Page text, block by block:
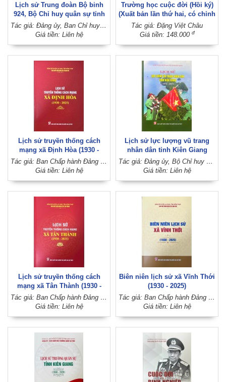
Lịch sử Trung đoàn Bộ binh
924, Bộ Chỉ huy quân sự tỉnh
Tiền Giang (1988 - 2025) Tác giả: Đảng ủy, Ban Chỉ huy Trung đoàn Bộ binh 924 (Đảng ủy, Bộ Chỉ huy quân sự tỉnh Tiền Giang)
Giá tiền: Liên hệ
Trường học cuộc đời (Hồi ký)
(Xuất bản lần thứ hai, có chỉnh
sửa, bổ sung)
Tác giả: Đặng Việt Châu
Giá tiền: 148.000 đ
Lịch sử truyền thống cách
mạng xã Định Hòa (1930 -
2025)
Tác giả: Ban Chấp hành Đảng bộ xã Định Hòa (Đảng bộ huyện Lai Vung, tỉnh Đồng Tháp)
Giá tiền: Liên hệ
Lịch sử lực lượng vũ trang
nhân dân tỉnh Kiên Giang
(1975 - 2025)
Tác giả: Đảng ủy, Bộ Chỉ huy Quân sự tỉnh Kiên Giang
Giá tiền: Liên hệ
Lịch sử truyền thống cách
mạng xã Tân Thành (1930 -
2025)
Tác giả: Ban Chấp hành Đảng bộ xã Tân Thành (Đảng bộ huyện Lai Vung, tỉnh Đồng Tháp)
Giá tiền: Liên hệ
Biên niên lịch sử xã Vĩnh Thới
(1930 - 2025)
Tác giả: Ban Chấp hành Đảng bộ xã Vĩnh Thới (Đảng bộ huyện Lai Vung, tỉnh Đồng Tháp)
Giá tiền: Liên hệ